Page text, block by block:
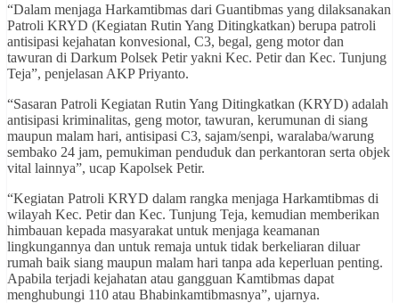
“Dalam menjaga Harkamtibmas dari Guantibmas yang dilaksanakan
Patroli KRYD (Kegiatan Rutin Yang Ditingkatkan) berupa patroli
antisipasi kejahatan konvesional, C3, begal, geng motor dan
tawuran di Darkum Polsek Petir yakni Kec. Petir dan Kec. Tunjung
Teja”, penjelasan AKP Priyanto.
“Sasaran Patroli Kegiatan Rutin Yang Ditingkatkan (KRYD) adalah
antisipasi kriminalitas, geng motor, tawuran, kerumunan di siang
maupun malam hari, antisipasi C3, sajam/senpi, waralaba/warung
sembako 24 jam, pemukiman penduduk dan perkantoran serta objek
vital lainnya”, ucap Kapolsek Petir.
“Kegiatan Patroli KRYD dalam rangka menjaga Harkamtibmas di
wilayah Kec. Petir dan Kec. Tunjung Teja, kemudian memberikan
himbauan kepada masyarakat untuk menjaga keamanan
lingkungannya dan untuk remaja untuk tidak berkeliaran diluar
rumah baik siang maupun malam hari tanpa ada keperluan penting.
Apabila terjadi kejahatan atau gangguan Kamtibmas dapat
menghubungi 110 atau Bhabinkamtibmasnya”, ujarnya.